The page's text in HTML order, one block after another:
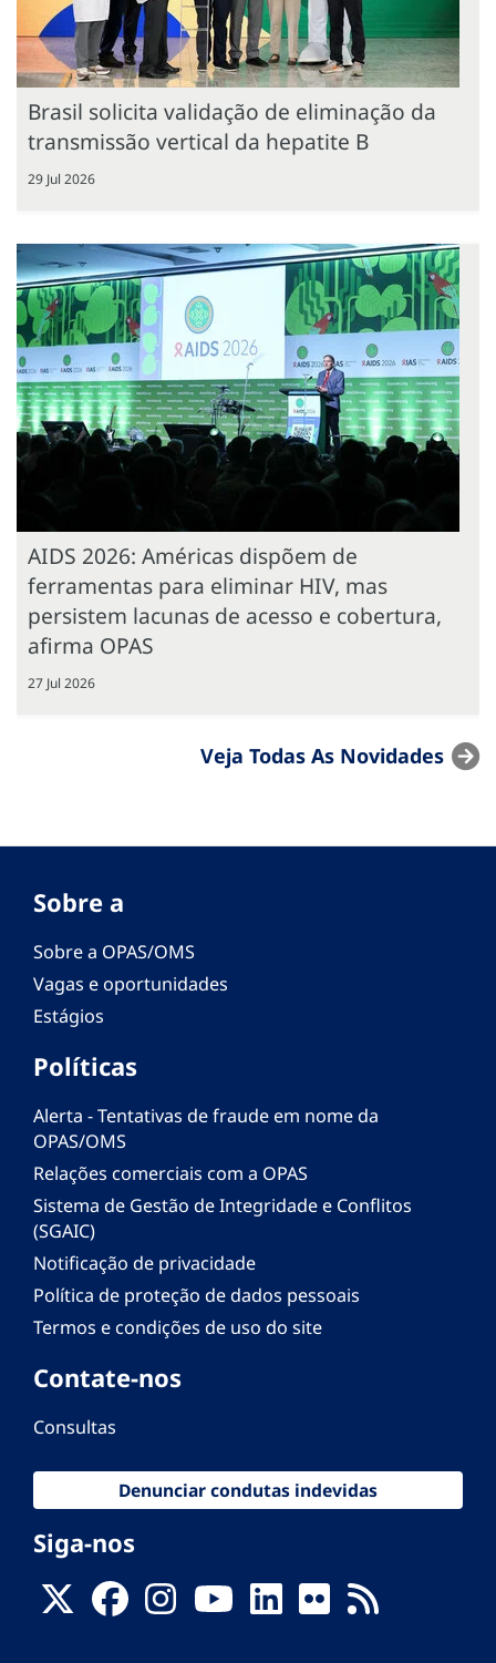
Brasil solicita validação de eliminação da
transmissão vertical da hepatite B
29 Jul 2026
AIDS 2026: Américas dispõem de
ferramentas para eliminar HIV, mas
persistem lacunas de acesso e cobertura,
afirma OPAS
27 Jul 2026
Veja Todas As Novidades
Sobre a
Sobre a OPAS/OMS
Vagas e oportunidades
Estágios
Políticas
Alerta - Tentativas de fraude em nome da
OPAS/OMS
Relações comerciais com a OPAS
Sistema de Gestão de Integridade e Conflitos
(SGAIC)
Notificação de privacidade
Política de proteção de dados pessoais
Termos e condições de uso do site
Contate-nos
Consultas
Denunciar condutas indevidas
Siga-nos